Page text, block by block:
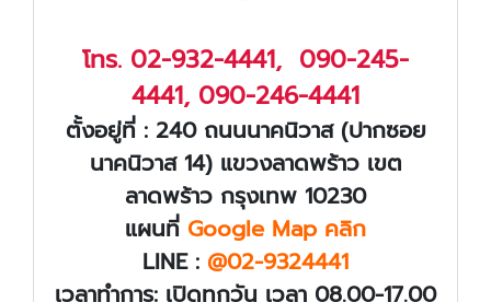
โทร. 02-932-4441, 090-245-
4441, 090-246-4441
ตั้งอยู่ที่ : 240 ถนนนาคนิวาส (ปากซอย
นาคนิวาส 14) แขวงลาดพร้าว เขต
ลาดพร้าว กรุงเทพ 10230
แผนที่ Google Map คลิก
LINE : @02-9324441
เวลาทำการ: เปิดทุกวัน เวลา 08.00-17.00